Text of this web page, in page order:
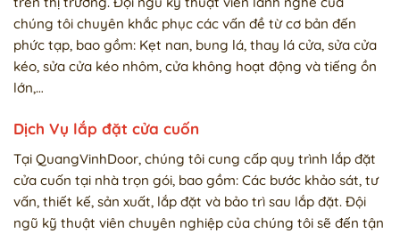
chúng tôi chuyên khắc phục các vấn đề từ cơ bản đến
phức tạp, bao gồm: Kẹt nan, bung lá, thay lá cửa, sửa cửa
kéo, sửa cửa kéo nhôm, cửa không hoạt động và tiếng ồn
lớn,…
Dịch Vụ lắp đặt cửa cuốn
Tại QuangVinhDoor, chúng tôi cung cấp quy trình lắp đặt
cửa cuốn tại nhà trọn gói, bao gồm: Các bước khảo sát, tư
vấn, thiết kế, sản xuất, lắp đặt và bảo trì sau lắp đặt. Đội
ngũ kỹ thuật viên chuyên nghiệp của chúng tôi sẽ đến tận